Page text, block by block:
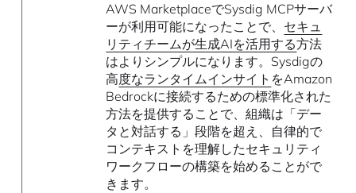
AWS MarketplaceでSysdig MCPサーバ
ーが利用可能になったことで、 セキュ
リティチームが生成AIを活用する方法
はよりシンプルになります。Sysdigの
高度なランタイムインサイト をAmazon
Bedrockに接続するための標準化された
方法を提供することで、組織は「デー
タと対話する」段階を超え、自律的で
コンテキストを理解したセキュリティ
ワークフローの構築を始めることがで
きます。